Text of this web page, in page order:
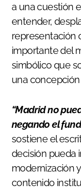
a una cuestión
entender,
representación
importante del
simbólico que
una
“Madrid no
negando el
sostiene el
decisión pueda
modernización
contenido